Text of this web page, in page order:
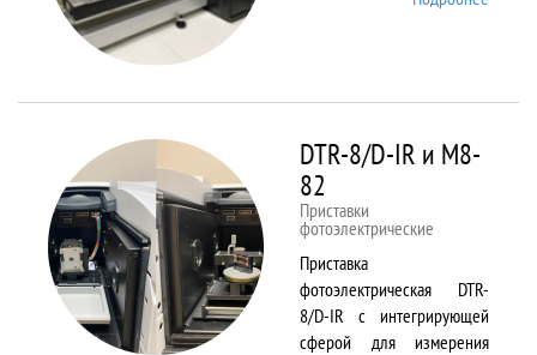
DTR-8/D-IR и М8-
82
Приставки
фотоэлектрические
Приставка
фотоэлектрическая DTR-
8/D-IR с интегрирующей
сферой для измерения